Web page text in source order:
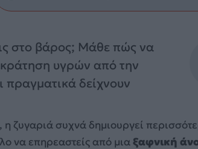
στο βάρος; Μάθε πώς να
υγρών από την
πραγματικά δείχνουν
, η ζυγαριά συχνά δημιουργεί
να επηρεαστείς από μιαξαφνική